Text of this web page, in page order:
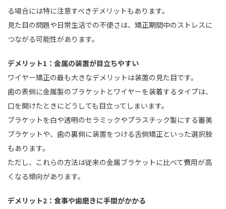
る場合には特に注意すべきデメリットもあります。
見た目の問題や日常生活での不便さは、矯正期間中のストレスに
つながる可能性があります。
デメリット1：金属の装置が目立ちやすい
ワイヤー矯正の最も大きなデメリットは装置の見た目です。
歯の表側に金属製のブラケットとワイヤーを装着するタイプは、
口を開けたときにどうしても目立ってしまいます。
ブラケットを白や透明のセラミックやプラスチック製にする審美
ブラケットや、歯の裏側に装置をつける舌側矯正といった選択肢
もあります。
ただし、これらの方法は従来の金属ブラケットに比べて費用が高
くなる傾向があります。
デメリット2：食事や歯磨きに手間がかかる